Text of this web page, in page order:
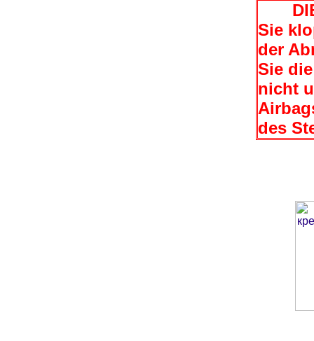
DIE
Sie
der
Sie
nicht
des